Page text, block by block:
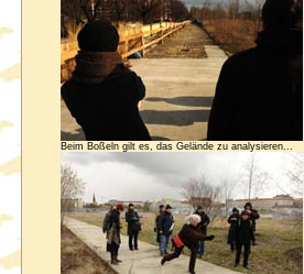
Beim Boßeln gilt es, das Gelände zu analysieren...